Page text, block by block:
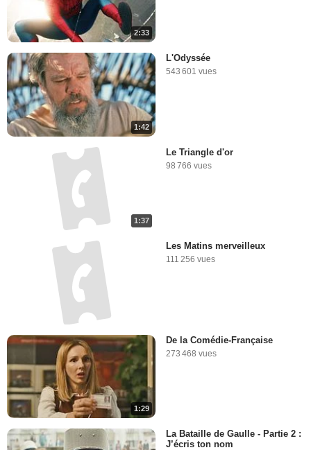
2:33
1:42
L'Odyssée
543 601 vues
1:37
Le Triangle d'or
98 766 vues
Les Matins merveilleux
111 256 vues
1:29
De la Comédie-Française
273 468 vues
La Bataille de Gaulle - Partie 2 :
J’écris ton nom